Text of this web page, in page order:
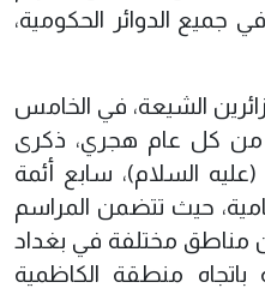
جميع الدوائر الحكومية،
الشيعة، في الخامس
كل عام هجري، ذكرى
السلام)، سابع أئمة
حيث تتضمن المراسم
مناطق مختلفة في بغداد
منطقة الكاظمية